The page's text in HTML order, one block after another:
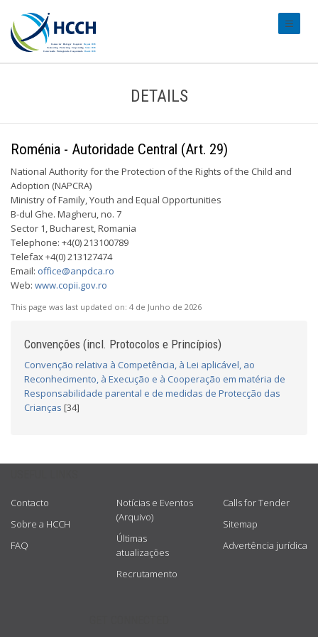
DETAILS
Roménia - Autoridade Central (Art. 29)
National Authority for the Protection of the Rights of the Child and
Adoption (NAPCRA)
Ministry of Family, Youth and Equal Opportunities
B-dul Ghe. Magheru, no. 7
Sector 1, Bucharest, Romania
Telephone: +4(0) 213100789
Telefax +4(0) 213127474
Email: office@anpdca.ro
Web: www.copii.gov.ro
This page was last updated on: 4 de Junho de 2026
Convenções (incl. Protocolos e Princípios)
Convenção relativa à Competência, à Lei aplicável, ao
Reconhecimento, à Execução e à Cooperação em matéria de
Responsabilidade parental e de medidas de Protecção das
Crianças [34]
Contacto
Sobre a HCCH
FAQ
Notícias e Eventos
(Arquivo)
Últimas
atualizações
Recrutamento
Calls for Tender
Sitemap
Advertência jurídica